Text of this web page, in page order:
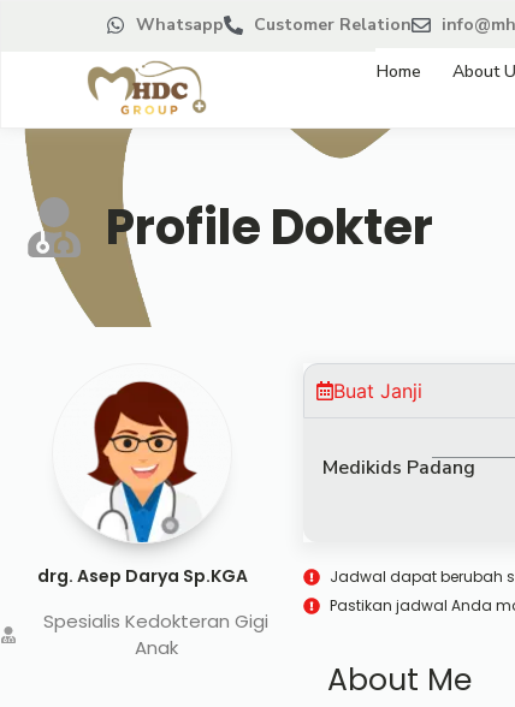
Whatsapp Customer Relation
Home About
Profile Dokter
drg. Asep Darya Sp.KGA
Spesialis Kedokteran Gigi
Anak
Buat Janji
Medikids Padang
Jadwal dapat berubah
Pastikan jadwal Anda
About Me